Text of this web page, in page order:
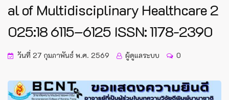
al of Multidisciplinary Healthcare 2
025:18 6115–6125 ISSN: 1178-2390
วันที่ 27 กุมภาพันธ์ พ.ศ. 2569 ผู้ดูแลระบบ 0